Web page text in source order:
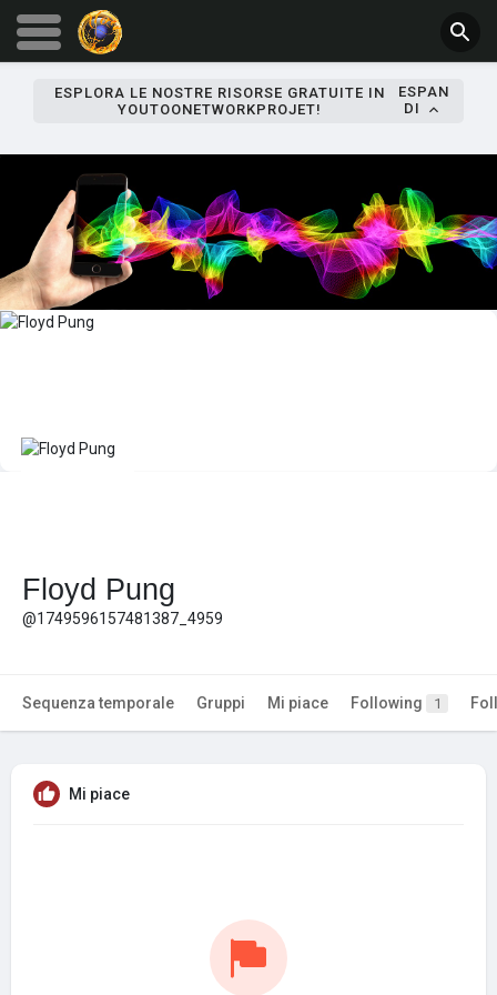
ESPLORA LE NOSTRE RISORSE GRATUITE IN
YOUTOONETWORKPROJET!
ESPAN
DI
Floyd Pung
@1749596157481387_4959
Sequenza temporale Gruppi Mi piace Following 1
Mi piace